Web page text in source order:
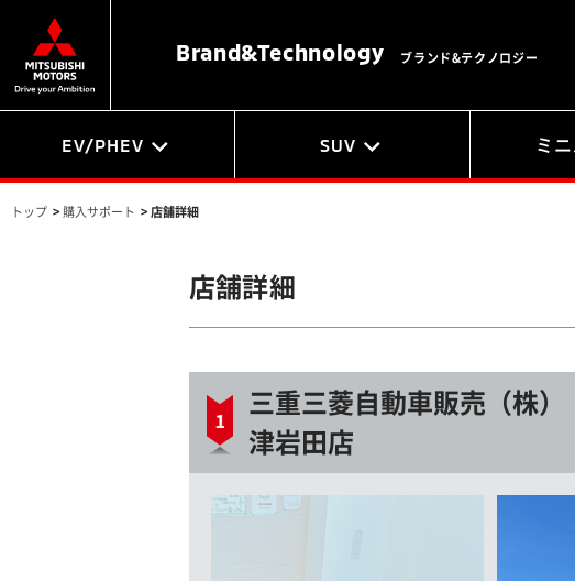
Brand&Technology ブランド&テクノロジー
EV/PHEV SUV ミ
トップ > 購入サポート > 店舗詳細
店舗詳細
三重三菱自動車販売（株）
津岩田店